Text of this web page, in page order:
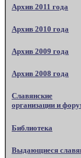
Архив 2011 года
Архив 2010 года
Архив 2009 года
Архив 2008 года
Славянские
организации и
Библиотека
Выдающиеся